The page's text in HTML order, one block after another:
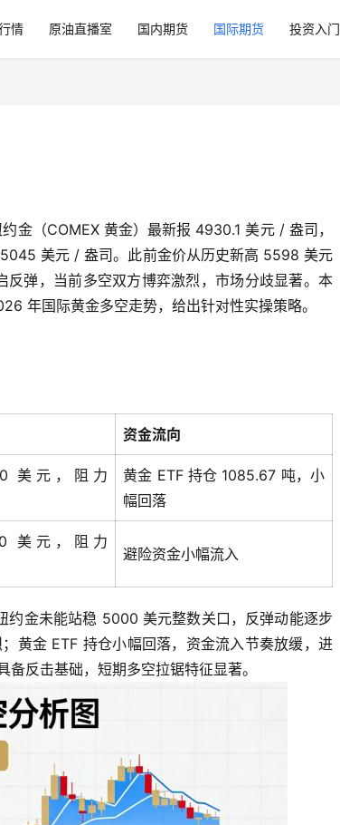
情 原油直播室 国内期货 国际期货 投资入门
金（COMEX 黄金）最新报 4930.1 美元 / 盎司，
美元 / 盎司。此前金价从历史新高 5598 美元
弹，当前多空双方博弈激烈，市场分歧显著。本
年国际黄金多空走势，给出针对性实操策略。
资金流向
美元，阻力
黄金 ETF 持仓 1085.67 吨，小
幅回落
美元，阻力
避险资金小幅流入
金未能站稳 5000 美元整数关口，反弹动能逐步
黄金 ETF 持仓小幅回落，资金流入节奏放缓，进
反击基础，短期多空拉锯特征显著。